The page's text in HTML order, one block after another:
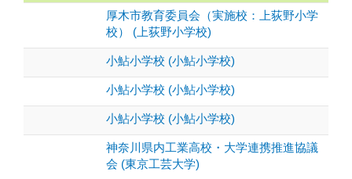
厚木市教育委員会（実施校：上荻野小学
校） (上荻野小学校)
小鮎小学校 (小鮎小学校)
小鮎小学校 (小鮎小学校)
小鮎小学校 (小鮎小学校)
神奈川県内工業高校・大学連携推進協議
会 (東京工芸大学)